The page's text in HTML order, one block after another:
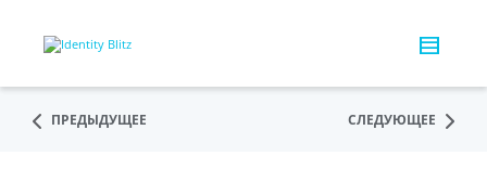
ПРЕДЫДУЩЕЕ СЛЕДУЮЩЕЕ